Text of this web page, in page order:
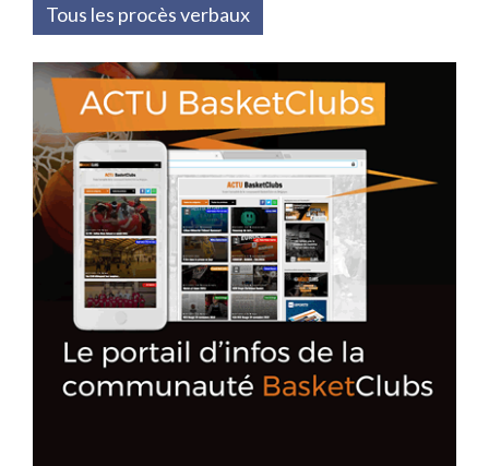
Tous les procès verbaux